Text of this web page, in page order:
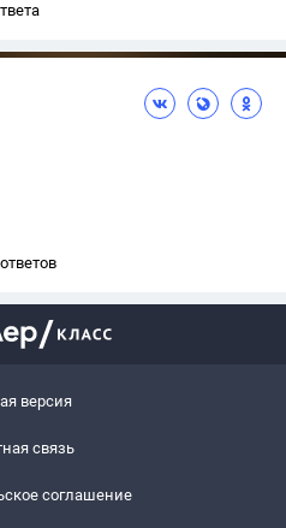
версия
связь
соглашение